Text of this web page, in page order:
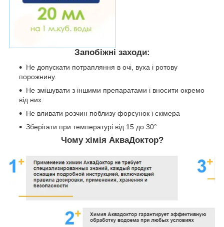
Запобіжні заходи:
Не допускати потрапляння в очі, вуха і ротову
порожнину.
Не змішувати з іншими препаратами і вносити окремо
від них.
Не вливати розчин поблизу форсунок і скімера
Зберігати при температурі від 15 до 30°
Чому хімія АкваДоктор?